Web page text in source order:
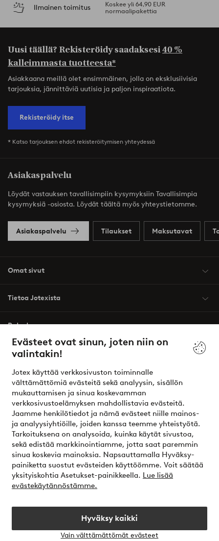
Evästeet ovat sinun, joten niin on
valintakin!
Jotex käyttää verkkosivuston toiminnalle
välttämättömiä evästeitä sekä analyysin, sisällön
mukauttamisen ja sinua koskevamman
verkkosivustoelämyksen mahdollistavia evästeitä.
Jaamme henkilötiedot ja nämä evästeet niille mainos-
ja analyysiyhtiöille, joiden kanssa teemme yhteistyötä.
Tarkoituksena on analysoida, kuinka käytät sivustoa,
sekä edistää markkinointiamme, jotta saat paremmin
sinua koskevia mainoksia. Napsauttamalla Hyväksy-
painiketta suostut evästeiden käyttöömme. Voit säätää
yksityiskohtia Asetukset-painikkeella. Lue lisää
evästekäytännöstämme.
Hyväksy kaikki
Vain välttämättömät evästeet
Ilmainen toimitus
Koskee yli 64,90 EUR
normaalipakettia
Uusi täällä? Rekisteröidy saadaksesi40 %
kalleimmasta tuotteesta*
Asiakkaana meillä olet ensimmäinen, jolla on eksklusiivisia
tarjouksia, jännittäviä uutisia ja paljon inspiraatiota.
Rekisteröidy itse
* Katso tarjouksen ehdot rekisteröitymisen yhteydessä
Asiakaspalvelu
Löydät vastauksen tavallisimpiin kysymyksiin Tavallisimpia
kysymyksiä -osiosta. Löydät täältä myös yhteystietomme.
Asiakaspalvelu Tilaukset Maksutavat
Omat sivut
Tietoa Jotexista
Palvelumme
Ehdot
Ystävät
Turvalliset maksut – maksa nyt tai erissä
Haluatko tietää lisää maksuvaihtoehdoistamme?
elpy